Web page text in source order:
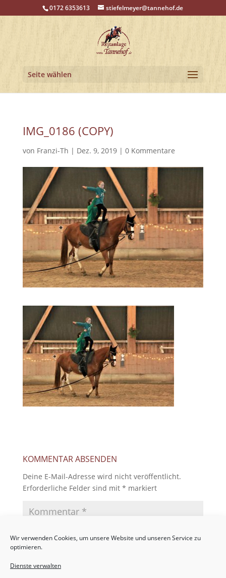
Wir verwenden Cookies, um unsere Website und unseren Service zu
optimieren.
Dienste verwalten
0172 6353613 stiefelmeyer@tannehof.de
Seite wählen
IMG_0186 (COPY)
von Franzi-Th | Dez. 9, 2019| 0 Kommentare
KOMMENTAR ABSENDEN
Deine E-Mail-Adresse wird nicht veröffentlicht.
Erforderliche Felder sind mit * markiert